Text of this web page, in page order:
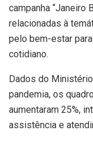
campanha “Janeiro
relacionadas à
pelo bem-estar
cotidiano.
Dados do
pandemia, os
aumentaram 25%,
assistência e